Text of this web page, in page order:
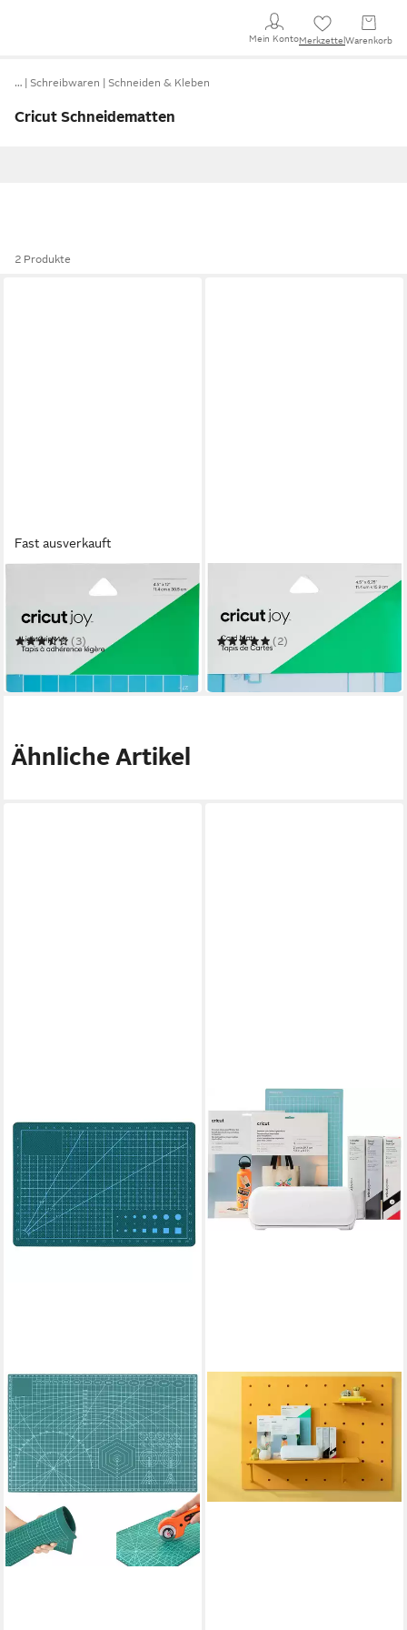
Mein KontoMerkzettel Warenkorb
… Schreibwaren Schneiden & Kleben
Cricut Schneidematten
2 Produkte
Fast ausverkauft
Schneideplotter Joy
Schneidematte
(3)
ab 14,90 €
in 2-3 Werktagen bei dir
Schneidematte
(2)
in 2-3 Werktagen bei dir
Ähnliche Artikel